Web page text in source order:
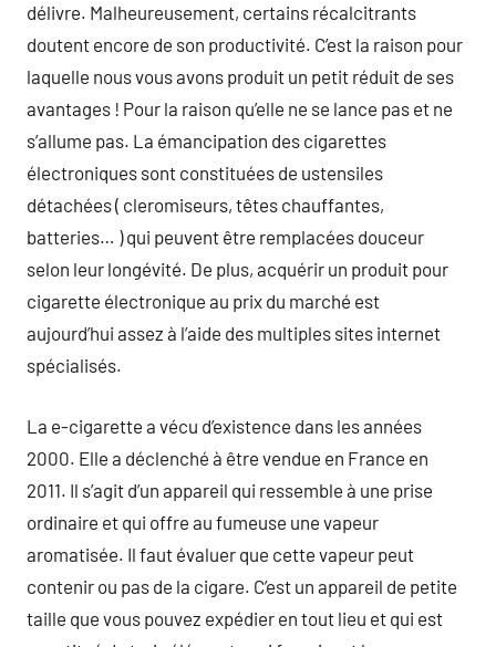
délivre. Malheureusement, certains récalcitrants
doutent encore de son productivité. C’est la raison pour
laquelle nous vous avons produit un petit réduit de ses
avantages ! Pour la raison qu’elle ne se lance pas et ne
s’allume pas. La émancipation des cigarettes
électroniques sont constituées de ustensiles
détachées ( cleromiseurs, têtes chauffantes,
batteries… ) qui peuvent être remplacées douceur
selon leur longévité. De plus, acquérir un produit pour
cigarette électronique au prix du marché est
aujourd’hui assez à l’aide des multiples sites internet
spécialisés.
La e-cigarette a vécu d’existence dans les années
2000. Elle a déclenché à être vendue en France en
2011. Il s’agit d’un appareil qui ressemble à une prise
ordinaire et qui offre au fumeuse une vapeur
aromatisée. Il faut évaluer que cette vapeur peut
contenir ou pas de la cigare. C’est un appareil de petite
taille que vous pouvez expédier en tout lieu et qui est